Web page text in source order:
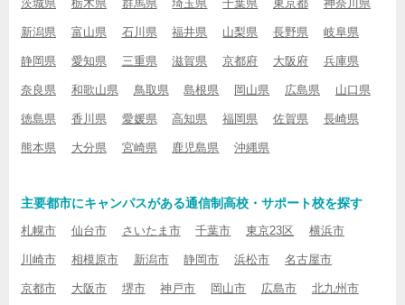
茨城県 栃木県 群馬県 埼玉県 千葉県 東京都 神奈川県
新潟県 富山県 石川県 福井県 山梨県 長野県 岐阜県
静岡県 愛知県 三重県 滋賀県 京都府 大阪府 兵庫県
奈良県 和歌山県 鳥取県 島根県 岡山県 広島県 山口県
徳島県 香川県 愛媛県 高知県 福岡県 佐賀県 長崎県
熊本県 大分県 宮崎県 鹿児島県 沖縄県
主要都市にキャンパスがある通信制高校・サポート校を探す
札幌市 仙台市 さいたま市 千葉市 東京23区 横浜市
川崎市 相模原市 新潟市 静岡市 浜松市 名古屋市
京都市 大阪市 堺市 神戸市 岡山市 広島市 北九州市